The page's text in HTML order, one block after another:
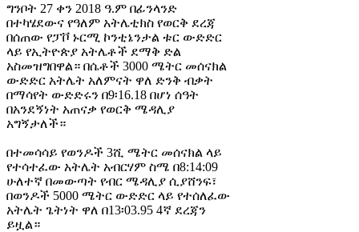
ግንቦት 27 ቀን 2018 ዓ.ም በፊንላንድ
በተካሄደውና የዓለም አትሌቲክስ የወርቅ ደረጃ
በሰጠው የፓቮ ኑርሚ ኮንቲኔንታል ቱር ውድድር
ላይ የኢትዮጵያ አትሌቶች ደማቅ ድል
አስመዝግበዋል። በሴቶች 3000 ሜትር መሰናክል
ውድድር አትሌት አለምናት ዋለ ድንቅ ብቃት
በማሳየት ውድድሩን በ9፡16.18 በሆነ ሰዓት
በአንደኝነት አጠናቃ የወርቅ ሜዳሊያ
አግኝታለች።
በተመሳሳይ የወንዶች 3ሺ ሜትር መሰናክል ላይ
የተሳተፈው አትሌት አብርሃም ስሜ በ8:14:09
ሁለተኛ በመውጣት የብር ሜዳሊያ ሲያሸንፍ፣
በወንዶች 5000 ሜትር ውድድር ላይ የተሰለፈው
አትሌት ጌትነት ዋለ በ13፡03.95 4ኛ ደረጃን
ይዟል።